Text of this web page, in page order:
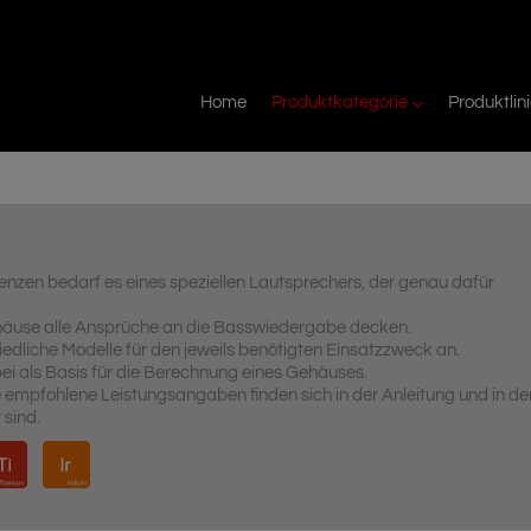
Home Produktkategorie
bedarf es eines speziellen Lautsprechers, der genau dafür
alle Ansprüche an die Basswiedergabe decken.
Modelle für den jeweils benötigten Einsatzzweck an.
als Basis für die Berechnung eines Gehäuses.
Leistungsangaben finden sich in der Anleitung und in